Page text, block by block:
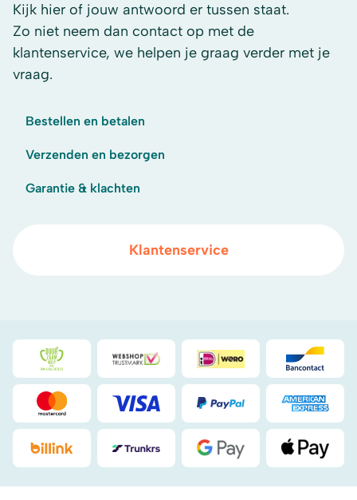
Kijk hier of jouw antwoord er tussen staat.
Zo niet neem dan contact op met de
klantenservice, we helpen je graag verder met je
vraag.
Bestellen en betalen
Verzenden en bezorgen
Garantie & klachten
Klantenservice
Duurzaamheidsprijs duin- & bollenstreek
WebwinkelKeuriDeal
Mastercard Visa PayPal
Billink DHL Google Pay Apple